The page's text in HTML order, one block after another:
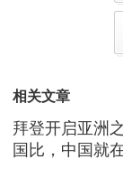
相关文章
拜登开启亚洲
国比，中国就